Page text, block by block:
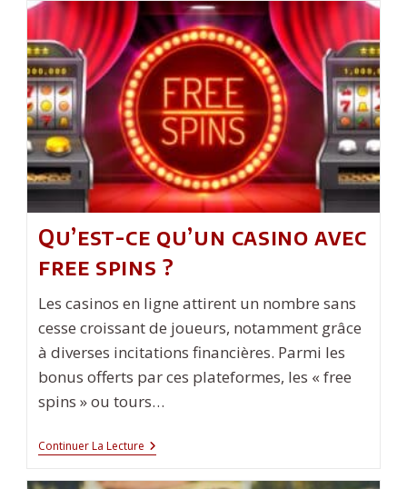
Camion
4×4
Unimog
Pour
Pompiers
:
Outil
Essentiel
Face
Aux
Défis
Qu’est-ce qu’un casino avec
free spins ?
Les casinos en ligne attirent un nombre sans
cesse croissant de joueurs, notamment grâce
à diverses incitations financières. Parmi les
bonus offerts par ces plateformes, les « free
spins » ou tours…
Continuer La Lecture Qu’est-
Ce